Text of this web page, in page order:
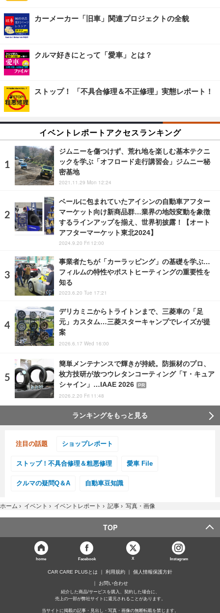
カーメーカー「旧車」関連プロジェクトの全貌
クルマ好きにとって「愛車」とは？
ストップ！ 「不具合修理＆不正修理」実態レポート！
イベントレポートアクセスランキング
ジムニーを傷つけず、荒れ地を楽しむ基本テクニ
ックを学ぶ「オフロード走行講習会」ジムニー秘
密基地
2021.11.29 Mon 12:24
ベールに包まれていたアイシンの自動車アフター
マーケット向け新商品群…業界の地殻変動を象徴
するラインアップを揃え、世界初披露！【オート
アフターマーケット東北2024】
2024.9.20 Fri 12:00
事業者たちが「カーラッピング」の基礎を学ぶ…
フィルムの特性やポストヒーティングの重要性を
知る
2023.6.20 Tue 17:21
デリカミニからトライトンまで、三菱車の「足
元」カスタム…三菱スターキャンプでレイズが提
案
2026.6.17 Wed 16:00
簡単メンテナンスで輝きが持続。防振材のプロ、
枚方技研が放つウレタンコーティング「T・キュア
シャイン」…IAAE 2026
PR
2026.2.20 Fri 11:48
ランキングをもっと見る
注目の話題 ショップレポート
ストップ！不具合修理＆粗悪修理 愛車 File
クルマの疑問Q＆A 自動車豆知識
ホーム › イベント › イベントレポート › 記事 › 写真・画像
TOP
home Facebook X Instagram
CAR CARE PLUSとは 利用規約 個人情報保護方針
お問い合わせ
紹介した商品/サービスを購入、契約した場合に、
売上の一部が弊社サイトに還元されることがあります。
当サイトに掲載の記事・見出し・写真・画像の無断転載を禁じます。